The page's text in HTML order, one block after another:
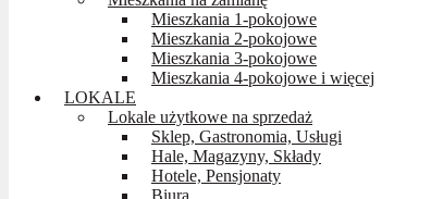
Mieszkania 1-pokojowe
Mieszkania 2-pokojowe
Mieszkania 3-pokojowe
Mieszkania 4-pokojowe i więcej
LOKALE
Lokale użytkowe na sprzedaż
Sklep, Gastronomia, Usługi
Hale, Magazyny, Składy
Hotele, Pensjonaty
Biura